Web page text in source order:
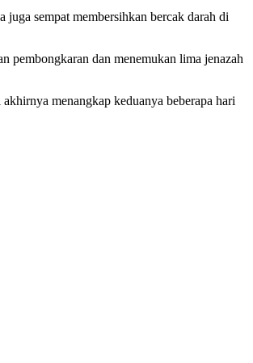
sempat membersihkan bercak darah di
pembongkaran dan menemukan lima jenazah
menangkap keduanya beberapa hari